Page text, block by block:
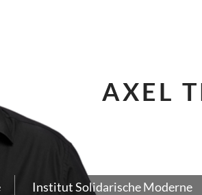
AXEL
Institut Solidarische Moderne